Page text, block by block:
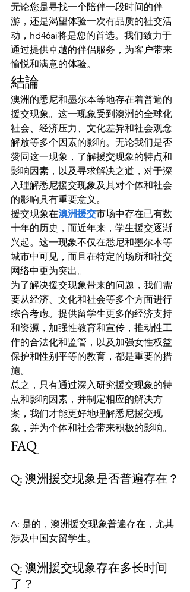
无论您是寻找一个陪伴一段时间的伴
游，还是渴望体验一次有品质的社交活
动，hd46ai将是您的首选。我们致力于
通过提供卓越的伴侣服务，为客户带来
愉悦和满意的体验。
結論
澳洲的悉尼和墨尔本等地存在着普遍的
援交现象。这一现象受到澳洲的全球化
社会、经济压力、文化差异和社会观念
解放等多个因素的影响。无论我们是否
赞同这一现象，了解援交现象的特点和
影响因素，以及寻求解决之道，对于深
入理解悉尼援交现象及其对个体和社会
的影响具有重要意义。
援交现象在澳洲援交市场中存在已有数
十年的历史，而近年来，学生援交逐渐
兴起。这一现象不仅在悉尼和墨尔本等
城市中可见，而且在特定的场所和社交
网络中更为突出。
为了解决援交现象带来的问题，我们需
要从经济、文化和社会等多个方面进行
综合考虑。提供留学生更多的经济支持
和资源，加强性教育和宣传，推动性工
作的合法化和监管，以及加强女性权益
保护和性别平等的教育，都是重要的措
施。
总之，只有通过深入研究援交现象的特
点和影响因素，并制定相应的解决方
案，我们才能更好地理解悉尼援交现
象，并为个体和社会带来积极的影响。
FAQ
Q: 澳洲援交现象是否普遍存在？
A: 是的，澳洲援交现象普遍存在，尤其
涉及中国女留学生。
Q: 澳洲援交现象存在多长时间
了？